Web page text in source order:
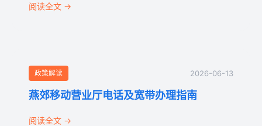
阅读全文 →
政策解读 2026-06-13
燕郊移动营业厅电话及宽带办理指南
阅读全文 →